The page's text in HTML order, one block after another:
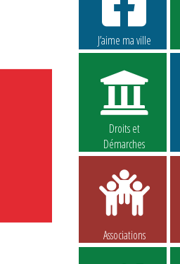
J’aime ma ville
Droits et
Démarches
Associations